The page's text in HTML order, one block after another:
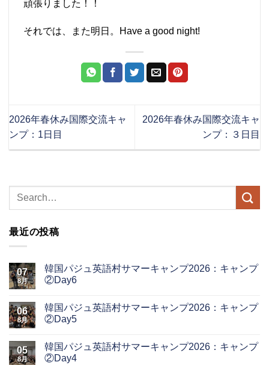
頑張りました！！
それでは、また明日。Have a good night!
2026年春休み国際交流キャ
ンプ：1日目
2026年春休み国際交流キャ
ンプ：３日目
最近の投稿
07
8月
韓国パジュ英語村サマーキャンプ2026：キャンプ
②Day6
06
8月
韓国パジュ英語村サマーキャンプ2026：キャンプ
②Day5
05
8月
韓国パジュ英語村サマーキャンプ2026：キャンプ
②Day4